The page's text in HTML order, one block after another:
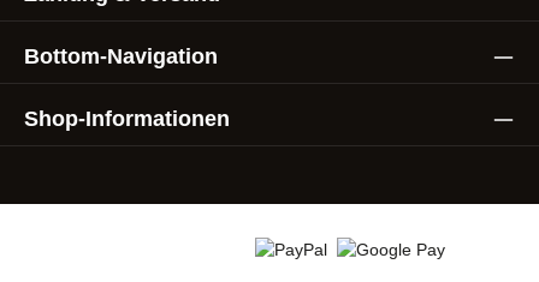
Bottom-Navigation
Shop-Informationen